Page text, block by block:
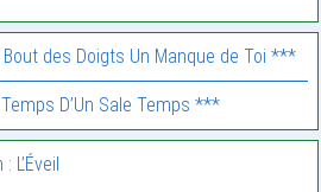
des Doigts Un Manque de Toi ***
D’Un Sale Temps ***
L’Éveil